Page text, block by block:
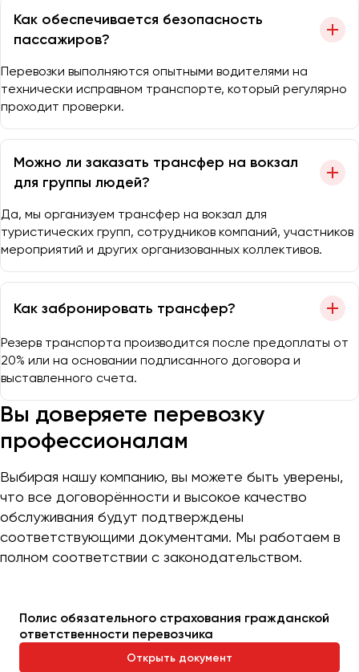
Как обеспечивается безопасность
пассажиров?
Перевозки выполняются опытными водителями на
технически исправном транспорте, который регулярно
проходит проверки.
Можно ли заказать трансфер на вокзал
для группы людей?
Да, мы организуем трансфер на вокзал для
туристических групп, сотрудников компаний, участников
мероприятий и других организованных коллективов.
Как забронировать трансфер?
Резерв транспорта производится после предоплаты от
20% или на основании подписанного договора и
выставленного счета.
Вы доверяете перевозку
профессионалам
Выбирая нашу компанию, вы можете быть уверены,
что все договорённости и высокое качество
обслуживания будут подтверждены
соответствующими документами. Мы работаем в
полном соответствии с законодательством.
Полис обязательного страхования гражданской
ответственности перевозчика
Открыть документ